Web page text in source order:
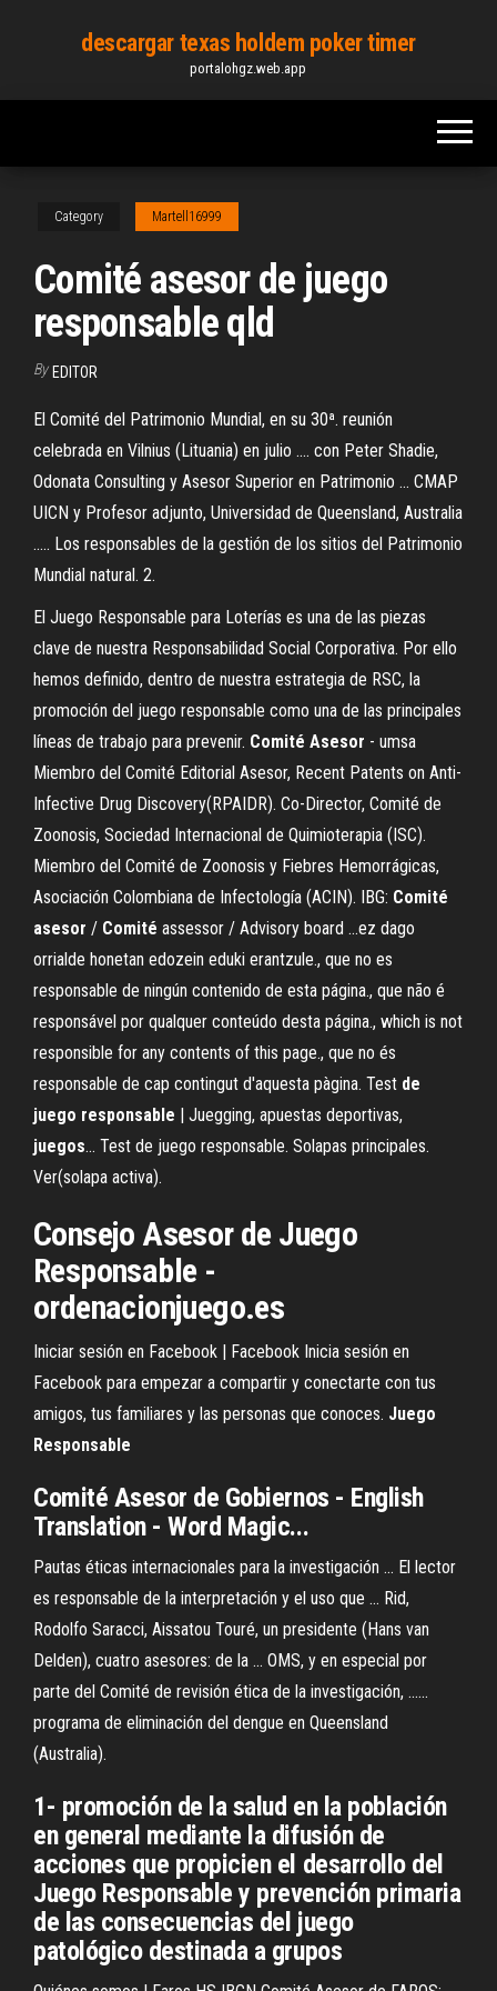
content
descargar texas holdem poker timer
portalohgz.web.app
Category Martell16999
Comité asesor de juego
responsable qld
By EDITOR
El Comité del Patrimonio Mundial, en su 30ª. reunión
celebrada en Vilnius (Lituania) en julio .... con Peter Shadie,
Odonata Consulting y Asesor Superior en Patrimonio ... CMAP
UICN y Profesor adjunto, Universidad de Queensland, Australia
..... Los responsables de la gestión de los sitios del Patrimonio
Mundial natural. 2.
El Juego Responsable para Loterías es una de las piezas
clave de nuestra Responsabilidad Social Corporativa. Por ello
hemos definido, dentro de nuestra estrategia de RSC, la
promoción del juego responsable como una de las principales
líneas de trabajo para prevenir. Comité Asesor - umsa
Miembro del Comité Editorial Asesor, Recent Patents on Anti-
Infective Drug Discovery(RPAIDR). Co-Director, Comité de
Zoonosis, Sociedad Internacional de Quimioterapia (ISC).
Miembro del Comité de Zoonosis y Fiebres Hemorrágicas,
Asociación Colombiana de Infectología (ACIN). IBG: Comité
asesor / Comité assessor / Advisory board ...ez dago
orrialde honetan edozein eduki erantzule., que no es
responsable de ningún contenido de esta página., que não é
responsável por qualquer conteúdo desta página., which is not
responsible for any contents of this page., que no és
responsable de cap contingut d'aquesta pàgina. Test de
juego responsable | Juegging, apuestas deportivas,
juegos... Test de juego responsable. Solapas principales.
Ver(solapa activa).
Consejo Asesor de Juego
Responsable -
ordenacionjuego.es
Iniciar sesión en Facebook | Facebook Inicia sesión en
Facebook para empezar a compartir y conectarte con tus
amigos, tus familiares y las personas que conoces. Juego
Responsable
Comité Asesor de Gobiernos - English
Translation - Word Magic...
Pautas éticas internacionales para la investigación ... El lector
es responsable de la interpretación y el uso que ... Rid,
Rodolfo Saracci, Aissatou Touré, un presidente (Hans van
Delden), cuatro asesores: de la ... OMS, y en especial por
parte del Comité de revisión ética de la investigación, ......
programa de eliminación del dengue en Queensland
(Australia).
1- promoción de la salud en la población
en general mediante la difusión de
acciones que propicien el desarrollo del
Juego Responsable y prevención primaria
de las consecuencias del juego
patológico destinada a grupos